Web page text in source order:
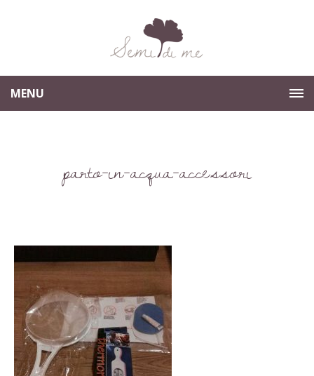
MENU
parto-in-acqua-accessori